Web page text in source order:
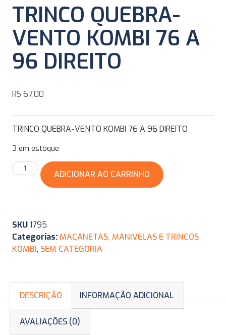
TRINCO QUEBRA-
VENTO KOMBI 76 A
96 DIREITO
R$ 67,00
TRINCO QUEBRA-VENTO KOMBI 76 A 96 DIREITO
3 em estoque
ADICIONAR AO CARRINHO
SKU1795
Categorias: MAÇANETAS, MANIVELAS E TRINCOS
KOMBI, SEM CATEGORIA
DESCRIÇÃO INFORMAÇÃO ADICIONAL
AVALIAÇÕES (0)